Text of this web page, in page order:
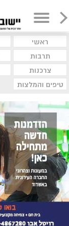
ראשי
תרבות
צרכנות
טיפים והמלצות